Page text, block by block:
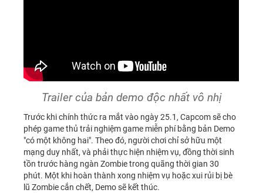
Trailer của bản demo độc nhất vô nhị
Trước khi chính thức ra mắt vào ngày 25.1, Capcom sẽ cho
phép game thủ trải nghiệm game miễn phí bằng bản Demo
"có một không hai". Theo đó, người chơi chỉ sở hữu một
mạng duy nhất, và phải thực hiện nhiệm vụ, đồng thời sinh
tồn trước hàng ngàn Zombie trong quãng thời gian 30
phút. Một khi hoàn thành xong nhiệm vụ hoặc xui rủi bị bè
lũ Zombie cắn chết, Demo sẽ kết thúc.